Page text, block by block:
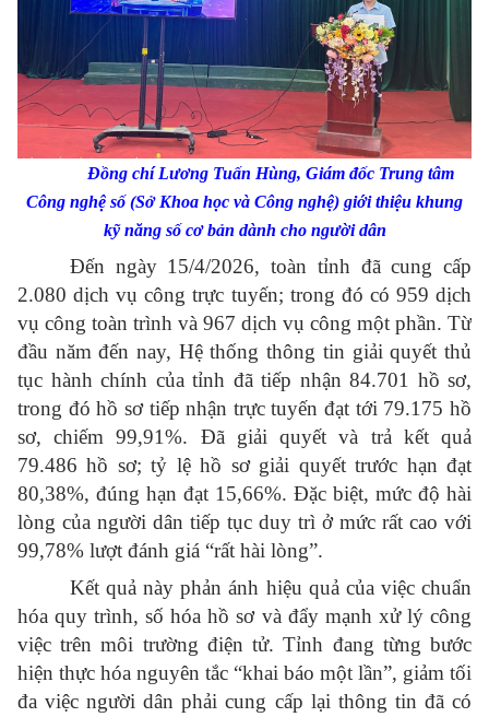
Đồng chí Lương Tuấn Hùng, Giám đốc Trung tâm
Công nghệ số (Sở Khoa học và Công nghệ) giới thiệu khung
kỹ năng số cơ bản dành cho người dân
Đến ngày 15/4/2026, toàn tỉnh đã cung cấp
2.080 dịch vụ công trực tuyến; trong đó có 959 dịch
vụ công toàn trình và 967 dịch vụ công một phần. Từ
đầu năm đến nay, Hệ thống thông tin giải quyết thủ
tục hành chính của tỉnh đã tiếp nhận 84.701 hồ sơ,
trong đó hồ sơ tiếp nhận trực tuyến đạt tới 79.175 hồ
sơ, chiếm 99,91%. Đã giải quyết và trả kết quả
79.486 hồ sơ; tỷ lệ hồ sơ giải quyết trước hạn đạt
80,38%, đúng hạn đạt 15,66%. Đặc biệt, mức độ hài
lòng của người dân tiếp tục duy trì ở mức rất cao với
99,78% lượt đánh giá “rất hài lòng”.
Kết quả này phản ánh hiệu quả của việc chuẩn
hóa quy trình, số hóa hồ sơ và đẩy mạnh xử lý công
việc trên môi trường điện tử. Tỉnh đang từng bước
hiện thực hóa nguyên tắc “khai báo một lần”, giảm tối
đa việc người dân phải cung cấp lại thông tin đã có